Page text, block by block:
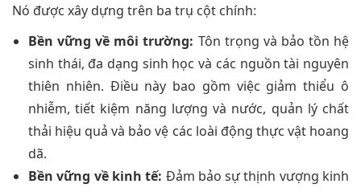
Nó được xây dựng trên ba trụ cột chính:
Bền vững về môi trường: Tôn trọng và bảo tồn hệ
sinh thái, đa dạng sinh học và các nguồn tài nguyên
thiên nhiên. Điều này bao gồm việc giảm thiểu ô
nhiễm, tiết kiệm năng lượng và nước, quản lý chất
thải hiệu quả và bảo vệ các loài động thực vật hoang
dã.
Bền vững về kinh tế: Đảm bảo sự thịnh vượng kinh